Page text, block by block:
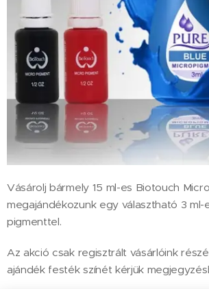
Vásárolj bármely 15 ml-es Biotouch
megajándékozunk egy választható 3 ml-
pigmenttel.
Az akció csak regisztrált vásárlóink
ajándék festék színét kérjük